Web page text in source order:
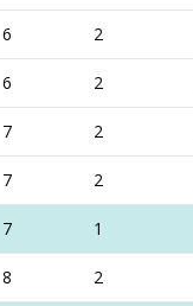
6 2
6 2
7 2
7 2
7 1
8 2